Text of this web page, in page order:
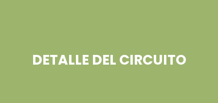
DETALLE DEL CIRCUITO